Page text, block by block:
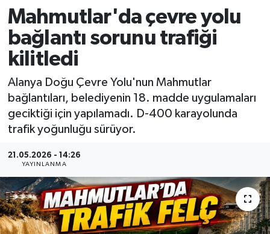
Mahmutlar'da çevre yolu
bağlantı sorunu trafiği
kilitledi
Alanya Doğu Çevre Yolu'nun Mahmutlar
bağlantıları, belediyenin 18. madde uygulamaları
geciktiği için yapılamadı. D-400 karayolunda
trafik yoğunluğu sürüyor.
21.05.2026 - 14:26
YAYINLANMA
Resmi İlanlar
Alanyaspor
Turizm
E-Gazete
Süper Lig Puan Durumu ve Fikstür
Tüm Manşetler
Son Dakika Haberleri
Haber Arşivi